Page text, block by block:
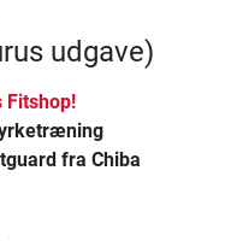
udgave)
Fitshop!
fra Chiba